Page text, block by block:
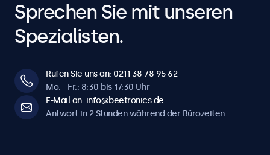
Sprechen Sie mit unseren
Spezialisten.
Rufen Sie uns an: 0211 38 78 95 62
Mo. - Fr.: 8:30 bis 17:30 Uhr
E-Mail an: info@beetronics.de
Antwort in 2 Stunden während der Bürozeiten